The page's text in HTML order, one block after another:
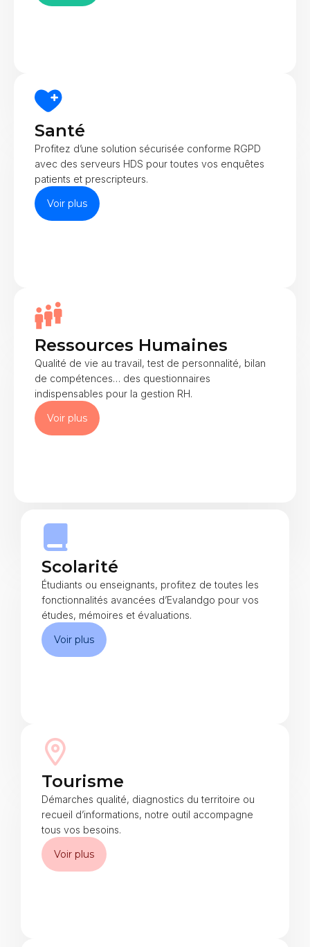
Santé
Profitez d’une solution sécurisée conforme RGPD
avec des serveurs HDS pour toutes vos enquêtes
patients et prescripteurs.
Voir plus
Ressources Humaines
Qualité de vie au travail, test de personnalité, bilan
de compétences… des questionnaires
indispensables pour la gestion RH.​
Voir plus
Scolarité
Étudiants ou enseignants, profitez de toutes les
fonctionnalités avancées d’Evalandgo pour vos
études, mémoires et évaluations.
Voir plus
Tourisme
Démarches qualité, diagnostics du territoire ou
recueil d’informations, notre outil accompagne
tous vos besoins.
Voir plus